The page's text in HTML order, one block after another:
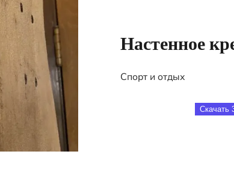
Настенное
Спорт и отдых
Скачать